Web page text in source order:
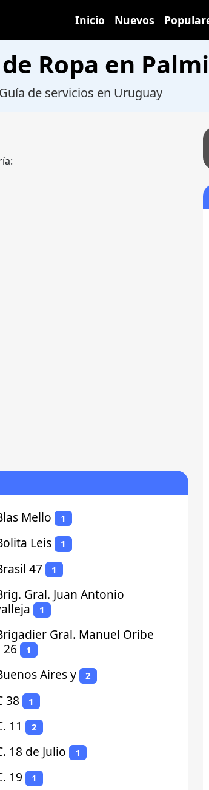
Inicio Nuevos
Ropa en
Guía de servicios en Uruguay
Mello 1
Leis 1
47 1
Gral. Juan Antonio
1
Gral. Manuel Oribe
26
1
Aires y 2
38 1
11 2
18 de Julio 1
19 1